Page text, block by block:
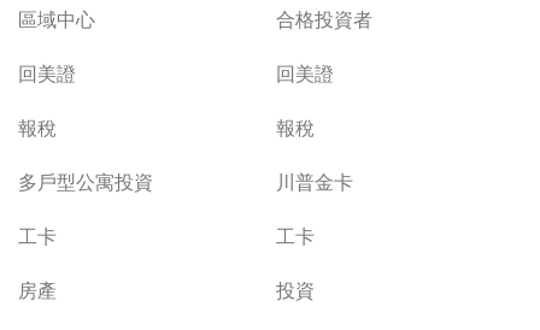
區域中心
合格投資者
回美證
回美證
報稅
報稅
多戶型公寓投資
川普金卡
工卡
工卡
房產
投資